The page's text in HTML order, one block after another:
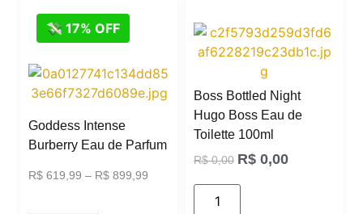
💸 17% OFF
Goddess Intense
Burberry Eau de Parfum
R$ 619,99 – R$ 899,99
Boss Bottled Night
Hugo Boss Eau de
Toilette 100ml
R$0,00 R$ 0,00